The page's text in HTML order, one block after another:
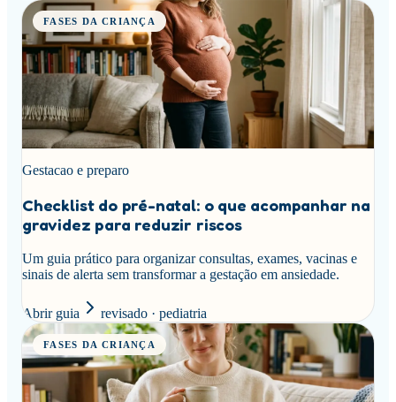
FASES DA CRIANÇA
Gestacao e preparo
Checklist do pré-natal: o que acompanhar na
gravidez para reduzir riscos
Um guia prático para organizar consultas, exames, vacinas e
sinais de alerta sem transformar a gestação em ansiedade.
Abrir guia revisado · pediatria
FASES DA CRIANÇA